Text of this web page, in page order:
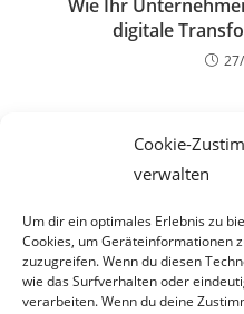
Cookie-
verwalten
Um dir ein optimales Erlebnis zu
Cookies, um Geräteinformationen
zuzugreifen. Wenn du diesen
wie das Surfverhalten oder
verarbeiten. Wenn du deine
Wie Ihr
digitale